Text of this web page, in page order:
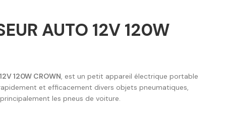
AUTO 12V 120W
120W CROWN, est un petit appareil électrique portable
et efficacement divers objets pneumatiques,
principalement les pneus de voiture.